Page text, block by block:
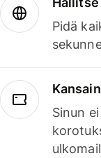
Pidä
Sinun